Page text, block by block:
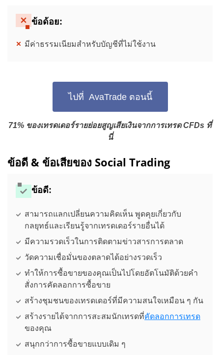
ข้อด้อย:
มีค่าธรรมเนียมสำหรับบัญชีที่ไม่ใช้งาน
ไปที่ AvaTrade ตอนนี้
71% ของเทรดเดอร์รายย่อยสูญเสียเงินจากการเทรด CFDs ที่
นี่
ข้อดี & ข้อเสียของ Social Trading
ข้อดี:
สามารถแลกเปลี่ยนความคิดเห็น พูดคุยเกี่ยวกับ
กลยุทธ์และเรียนรู้จากเทรดเดอร์รายอื่นได้
มีความรวดเร็วในการติดตามข่าวสารการตลาด
วัดความเชื่อมั่นของตลาดได้อย่างรวดเร็ว
ทำให้การซื้อขายของคุณเป็นไปโดยอัตโนมัติด้วยคำ
สั่งการคัดลอกการซื้อขาย
สร้างชุมชนของเทรดเดอร์ที่มีความสนใจเหมือน ๆ กัน
สร้างรายได้จากการสะสมนักเทรดที่คัดลอกการเทรด
ของคุณ
สนุกกว่าการซื้อขายแบบเดิม ๆ